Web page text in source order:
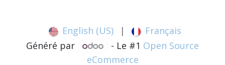
English (US) |
Français
Généré par
- Le #1 Open Source
eCommerce